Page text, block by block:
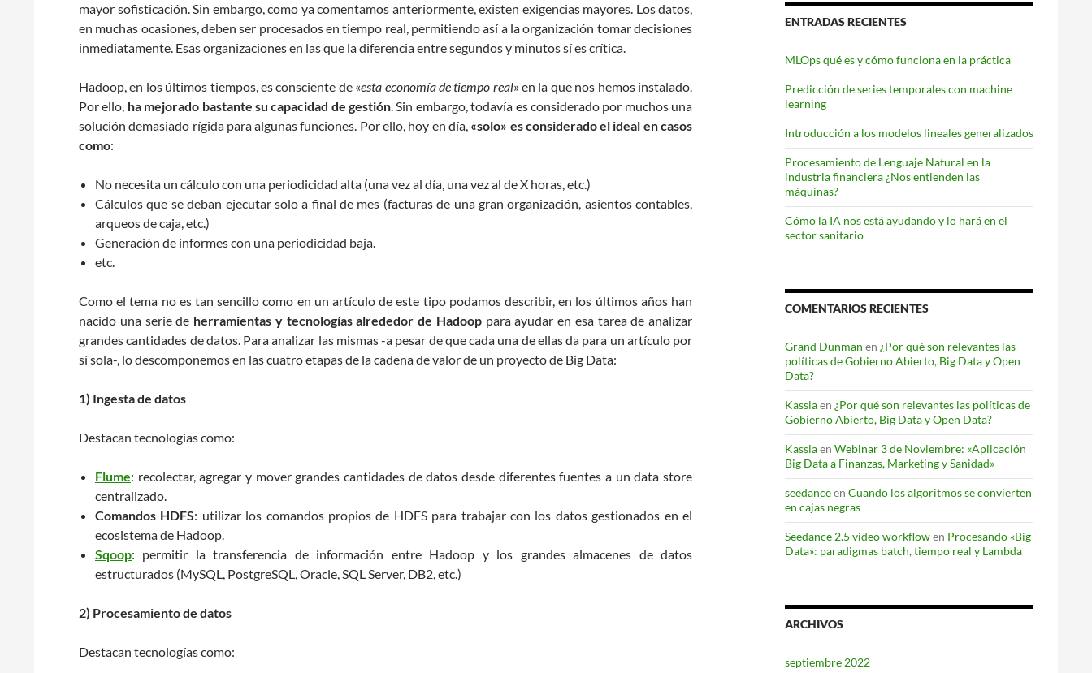
mayor sofisticación. Sin embargo, como ya comentamos anteriormente, existen exigencias mayores. Los datos,
en muchas ocasiones, deben ser procesados en tiempo real, permitiendo así a la organización tomar decisiones
inmediatamente. Esas organizaciones en las que la diferencia entre segundos y minutos sí es crítica.
Hadoop, en los últimos tiempos, es consciente de «esta economía de tiempo real» en la que nos hemos instalado.
Por ello, ha mejorado bastante su capacidad de gestión. Sin embargo, todavía es considerado por muchos una
solución demasiado rígida para algunas funciones. Por ello, hoy en día, «solo» es considerado el ideal en casos
como:
No necesita un cálculo con una periodicidad alta (una vez al día, una vez al de X horas, etc.)
Cálculos que se deban ejecutar solo a final de mes (facturas de una gran organización, asientos contables,
arqueos de caja, etc.)
Generación de informes con una periodicidad baja.
etc.
Como el tema no es tan sencillo como en un artículo de este tipo podamos describir, en los últimos años han
nacido una serie de herramientas y tecnologías alrededor de Hadooppara ayudar en esa tarea de analizar
grandes cantidades de datos. Para analizar las mismas -a pesar de que cada una de ellas da para un artículo por
sí sola-, lo descomponemos en las cuatro etapas de la cadena de valor de un proyecto de Big Data:
1) Ingesta de datos
Destacan tecnologías como:
Flume: recolectar, agregar y mover grandes cantidades de datos desde diferentes fuentes a un data store
centralizado.
Comandos HDFS: utilizar los comandos propios de HDFS para trabajar con los datos gestionados en el
ecosistema de Hadoop.
Sqoop: permitir la transferencia de información entre Hadoop y los grandes almacenes de datos
estructurados (MySQL, PostgreSQL, Oracle, SQL Server, DB2, etc.)
2) Procesamiento de datos
Destacan tecnologías como:
ENTRADAS RECIENTES
MLOps qué es y cómo funciona en la práctica
Predicción de series temporales con machine
learning
Introducción a los modelos lineales generalizados
Procesamiento de Lenguaje Natural en la
industria financiera ¿Nos entienden las
máquinas?
Cómo la IA nos está ayudando y lo hará en el
sector sanitario
COMENTARIOS RECIENTES
Grand Dunman en ¿Por qué son relevantes las
políticas de Gobierno Abierto, Big Data y Open
Data?
Kassiaen ¿Por qué son relevantes las políticas de
Gobierno Abierto, Big Data y Open Data?
Kassiaen Webinar 3 de Noviembre: «Aplicación
Big Data a Finanzas, Marketing y Sanidad»
seedanceen Cuando los algoritmos se convierten
en cajas negras
Seedance 2.5 video workflowen Procesando «Big
Data»: paradigmas batch, tiempo real y Lambda
ARCHIVOS
septiembre 2022